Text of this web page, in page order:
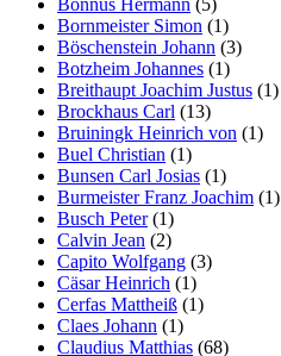
Bonnus Hermann (5)
Bornmeister Simon (1)
Böschenstein Johann (3)
Botzheim Johannes (1)
Breithaupt Joachim Justus (1)
Brockhaus Carl (13)
Bruiningk Heinrich von (1)
Buel Christian (1)
Bunsen Carl Josias (1)
Burmeister Franz Joachim (1)
Busch Peter(1)
Calvin Jean (2)
Capito Wolfgang (3)
Cäsar Heinrich (1)
Cerfas Mattheiß (1)
Claes Johann (1)
Claudius Matthias (68)